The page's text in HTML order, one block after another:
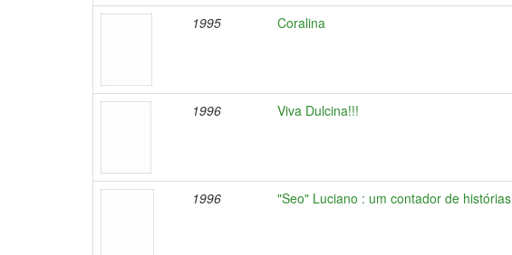
1995 Coralina
1996 Viva Dulcina!!!
1996 "Seo" Luciano : um contador de histórias